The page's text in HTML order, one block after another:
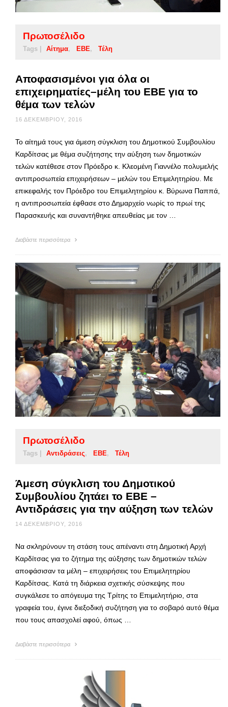
Πρωτοσέλιδο
Tags | Αίτημα ΕΒΕ Τέλη
Αποφασισμένοι για όλα οι
επιχειρηματίες–μέλη του ΕΒΕ για το
θέμα των τελών
16 ΔΕΚΕΜΒΡΊΟΥ, 2016
Το αίτημά τους για άμεση σύγκλιση του Δημοτικού Συμβουλίου
Καρδίτσας με θέμα συζήτησης την αύξηση των δημοτικών
τελών κατέθεσε στον Πρόεδρο κ. Κλεομένη Γιαννέλο πολυμελής
αντιπροσωπεία επιχειρήσεων – μελών του Επιμελητηρίου. Με
επικεφαλής τον Πρόεδρο του Επιμελητηρίου κ. Βύρωνα Παππά,
η αντιπροσωπεία έφθασε στο Δημαρχείο νωρίς το πρωί της
Παρασκευής και συναντήθηκε απευθείας με τον …
Διαβάστε περισσότερα
Πρωτοσέλιδο
Tags | Αντιδράσεις ΕΒΕ Τέλη
Άμεση σύγκλιση του Δημοτικού
Συμβουλίου ζητάει το ΕΒΕ –
Αντιδράσεις για την αύξηση των τελών
14 ΔΕΚΕΜΒΡΊΟΥ, 2016
Να σκληρύνουν τη στάση τους απέναντι στη Δημοτική Αρχή
Καρδίτσας για το ζήτημα της αύξησης των δημοτικών τελών
αποφάσισαν τα μέλη – επιχειρήσεις του Επιμελητηρίου
Καρδίτσας. Κατά τη διάρκεια σχετικής σύσκεψης που
συγκάλεσε το απόγευμα της Τρίτης το Επιμελητήριο, στα
γραφεία του, έγινε διεξοδική συζήτηση για το σοβαρό αυτό θέμα
που τους απασχολεί αφού, όπως …
Διαβάστε περισσότερα